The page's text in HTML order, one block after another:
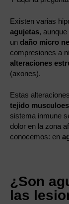
Existen varias
agujetas,
un daño micro
compresiones a
alteraciones
(axones).
Estas
tejido
sistema inmune
dolor en la zona
conocemos: en
¿Son
las